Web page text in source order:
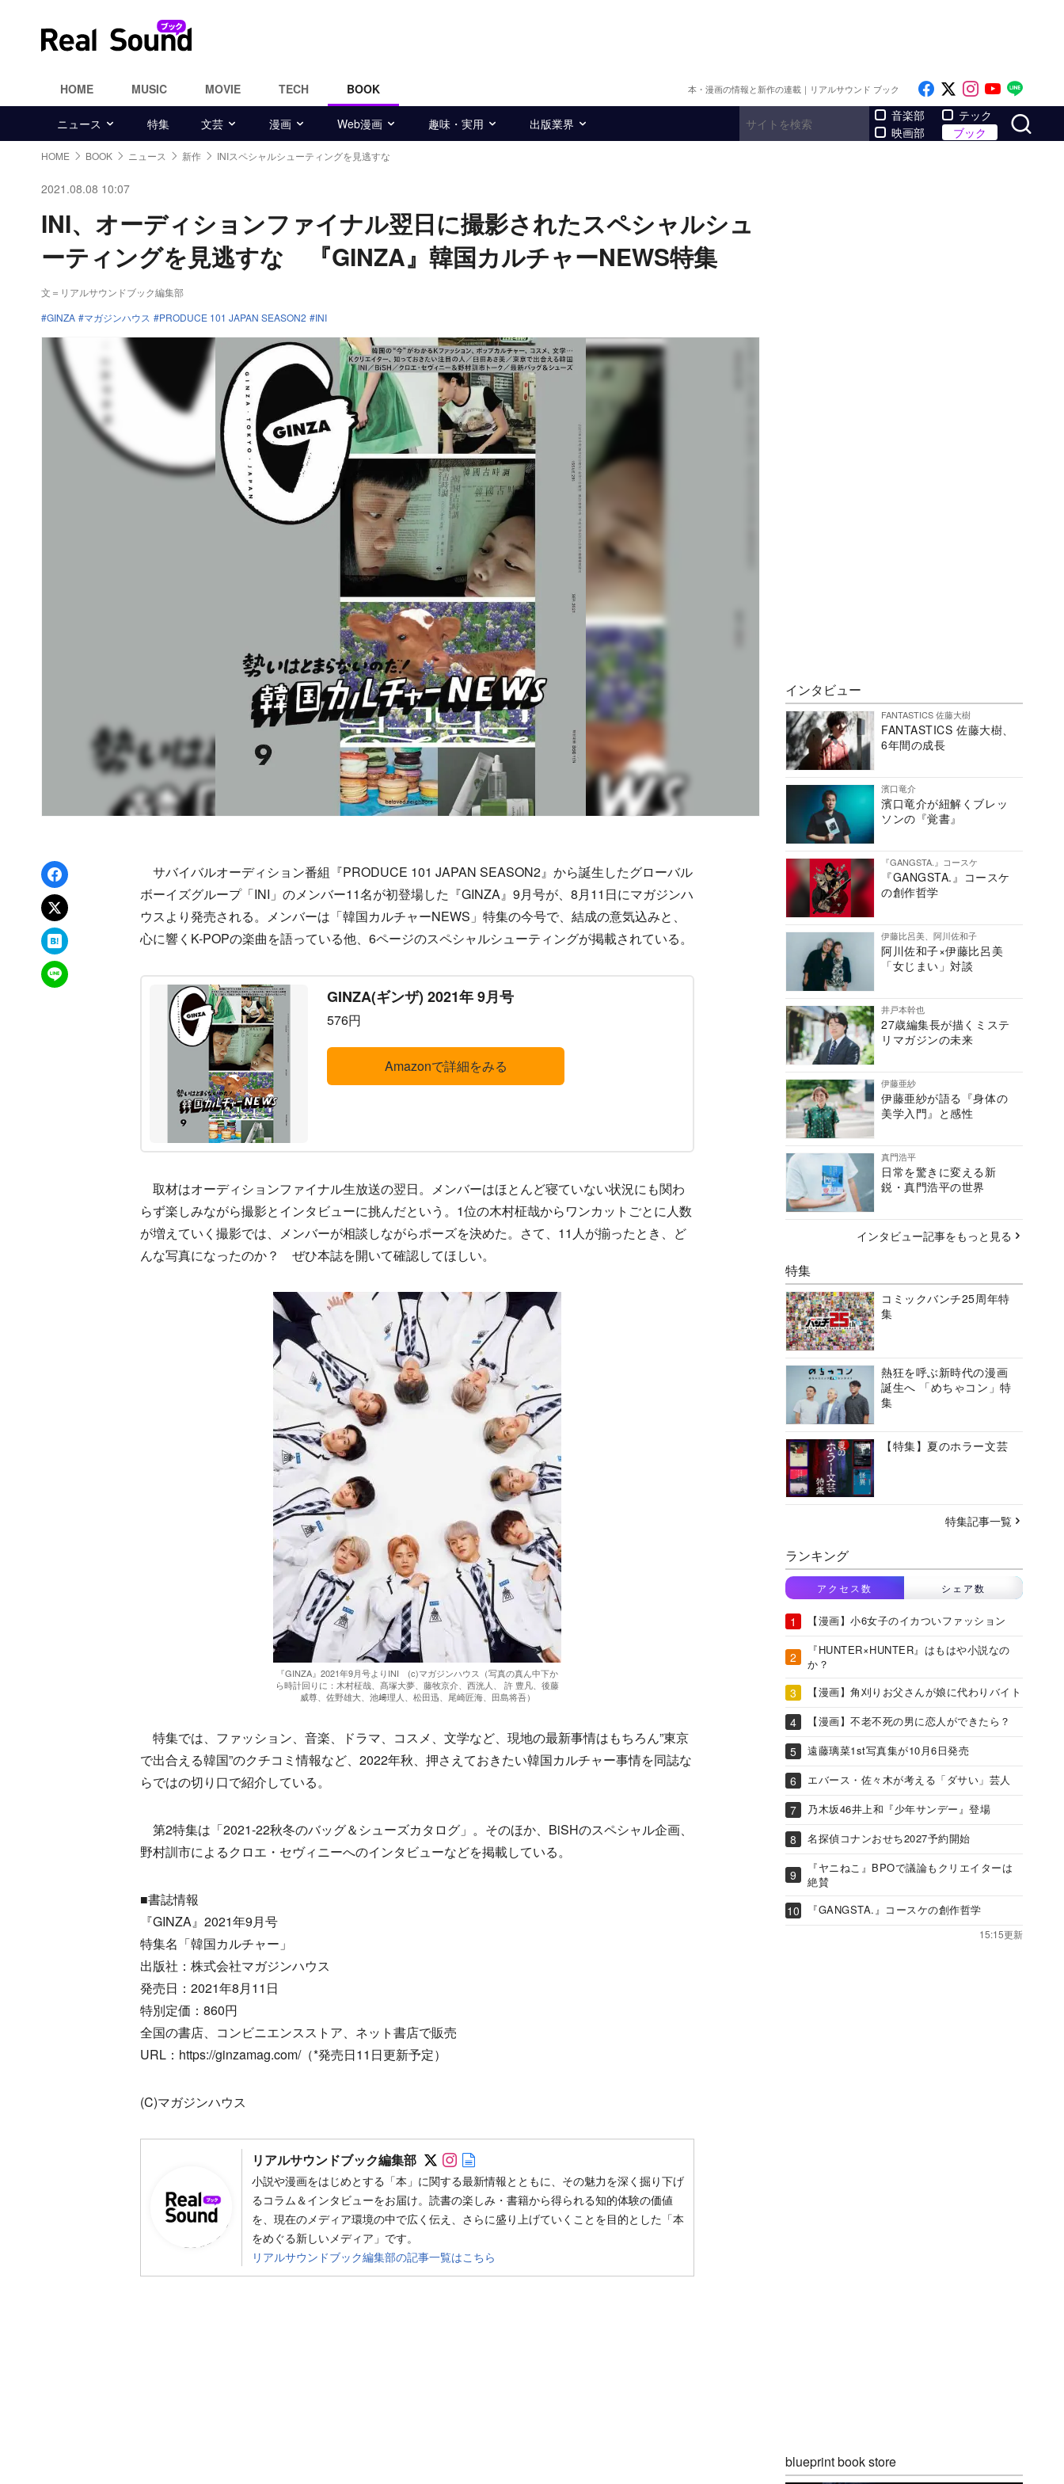
HOME MUSIC MOVIE TECH BOOK 本・漫画の情報と新作の連載｜リアルサウンド ブック Like on Facebook
Follow on x
Follow on
Follow
ニュース 特集 文芸 漫画 Web漫画 趣味・実用 出版業界
音楽部
映画部
テック
ブック
HOME BOOK ニュース 新作 INIスペシャルシューティングを見逃すな
2021.08.08 10:07
INI、オーディションファイナル翌日に撮影されたスペシャルシュ
ーティングを見逃すな 『GINZA』韓国カルチャーNEWS特集
文＝リアルサウンドブック編集部
GINZA
マガジンハウス PRODUCE 101 JAPAN SEASON2 INI
Facebookでシェア
xでポスト
はてなブックマーク
LINEで送る
サバイバルオーディション番組『PRODUCE 101 JAPAN SEASON2』から誕生したグローバル
ボーイズグループ「INI」のメンバー11名が初登場した『GINZA』9月号が、8月11日にマガジンハ
ウスより発売される。メンバーは「韓国カルチャーNEWS」特集の今号で、結成の意気込みと、
心に響くK-POPの楽曲を語っている他、6ページのスペシャルシューティングが掲載されている。
GINZA(ギンザ) 2021年 9月号
576円
Amazonで詳細をみる
取材はオーディションファイナル生放送の翌日。メンバーはほとんど寝ていない状況にも関わ
らず楽しみながら撮影とインタビューに挑んだという。1位の木村柾哉からワンカットごとに人数
が増えていく撮影では、メンバーが相談しながらポーズを決めた。さて、11人が揃ったとき、ど
んな写真になったのか？ ぜひ本誌を開いて確認してほしい。
『GINZA』2021年9月号よりINI (c)マガジンハウス（写真の真ん中下か
ら時計回りに：木村柾哉、髙塚大夢、藤牧京介、西洸人、 許 豊凡、後藤
威尊、佐野雄大、池﨑理人、松田迅、尾崎匠海、田島将吾）
特集では、ファッション、音楽、ドラマ、コスメ、文学など、現地の最新事情はもちろん”東京
で出合える韓国”のクチコミ情報など、2022年秋、押さえておきたい韓国カルチャー事情を同誌な
らではの切り口で紹介している。
第2特集は「2021-22秋冬のバッグ＆シューズカタログ」。そのほか、BiSHのスペシャル企画、
野村訓市によるクロエ・セヴィニーへのインタビューなどを掲載している。
■書誌情報
『GINZA』2021年9月号
特集名「韓国カルチャー」
出版社：株式会社マガジンハウス
発売日：2021年8月11日
特別定価：860円
全国の書店、コンビニエンスストア、ネット書店で販売
URL：https://ginzamag.com/（*発売日11日更新予定）
(C)マガジンハウス
リアルサウンドブック編集部 Follow on SNS
Follow on SNS
小説や漫画をはじめとする「本」に関する最新情報とともに、その魅力を深く掘り下げ
るコラム＆インタビューをお届け。読書の楽しみ・書籍から得られる知的体験の価値
を、現在のメディア環境の中で広く伝え、さらに盛り上げていくことを目的とした「本
をめぐる新しいメディア」です。
リアルサウンドブック編集部の記事一覧はこちら
インタビュー
FANTASTICS 佐藤大樹
FANTASTICS 佐藤大樹、
6年間の成長
濱口竜介
濱口竜介が紐解くブレッ
ソンの『覚書』
『GANGSTA.』コースケ
『GANGSTA.』コースケ
の創作哲学
伊藤比呂美、阿川佐和子
阿川佐和子×伊藤比呂美
「女じまい」対談
井戸本幹也
27歳編集長が描くミステ
リマガジンの未来
伊藤亜紗
伊藤亜紗が語る『身体の
美学入門』と感性
真門浩平
日常を驚きに変える新
鋭・真門浩平の世界
インタビュー記事をもっと見る
特集
コミックバンチ25周年特
集
熱狂を呼ぶ新時代の漫画
誕生へ 「めちゃコン」特
集
【特集】夏のホラー文芸
特集記事一覧
ランキング
アクセス数 シェア数
【漫画】小6女子のイカついファッション
『HUNTER×HUNTER』はもはや小説なの
か？
【漫画】角刈りお父さんが娘に代わりバイト
【漫画】不老不死の男に恋人ができたら？
遠藤璃菜1st写真集が10月6日発売
エバース・佐々木が考える「ダサい」芸人
乃木坂46井上和『少年サンデー』登場
名探偵コナンおせち2027予約開始
『ヤニねこ』BPOで議論もクリエイターは
絶賛
『GANGSTA.』コースケの創作哲学
15:15更新
blueprint book store